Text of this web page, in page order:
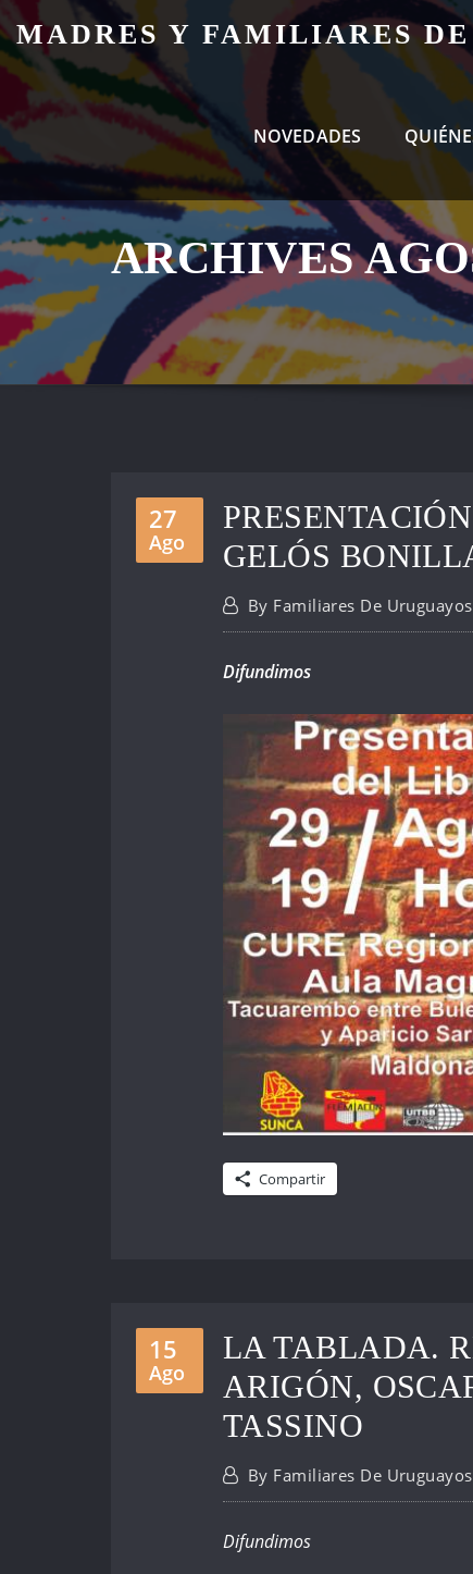
Skip
to
content
MADRES Y FAMILIARES DE
NOVEDADES
ARCHIVES
27
Ago
GELÓS
By Familiares De
Difundimos
Compartir
15
Ago
LA TABLADA.
ARIGÓN,
TASSINO
By Familiares De
Difundimos